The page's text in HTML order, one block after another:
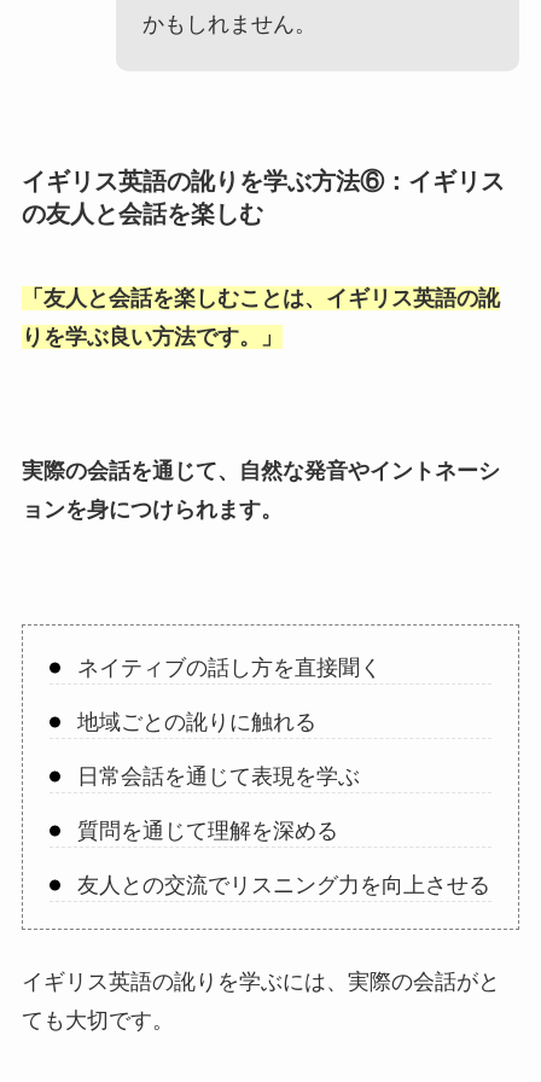
かもしれません。
イギリス英語の訛りを学ぶ方法⑥：イギリス
の友人と会話を楽しむ
「 友人と会話を楽しむことは、イギリス英語の訛
りを学ぶ良い方法です。
」
実際の会話を通じて、自然な発音やイントネーシ
ョンを身につけられます。
ネイティブの話し方を直接聞く
地域ごとの訛りに触れる
日常会話を通じて表現を学ぶ
質問を通じて理解を深める
友人との交流でリスニング力を向上させる
イギリス英語の訛りを学ぶには、実際の会話がと
ても大切です。